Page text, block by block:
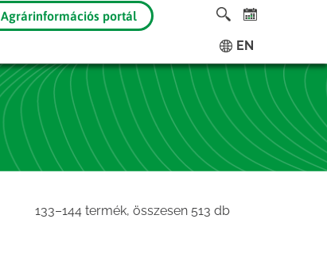
Agrárinformációs portál
EN
133–144 termék, összesen 513 dbSorted